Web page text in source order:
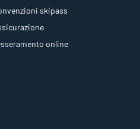
skipass
online